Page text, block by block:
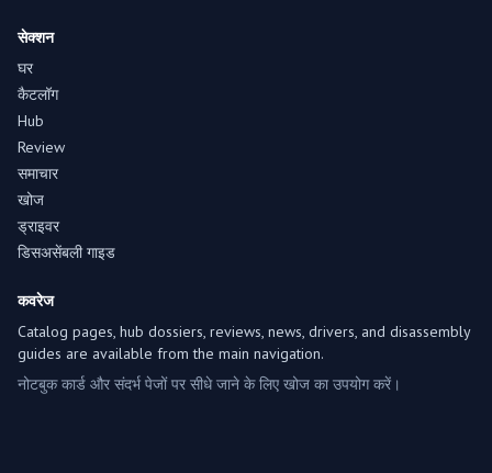
सेक्शन
घर
कैटलॉग
Hub
Review
समाचार
खोज
ड्राइवर
डिसअसेंबली गाइड
कवरेज
Catalog pages, hub dossiers, reviews, news, drivers, and disassembly
guides are available from the main navigation.
नोटबुक कार्ड और संदर्भ पेजों पर सीधे जाने के लिए खोज का उपयोग करें।